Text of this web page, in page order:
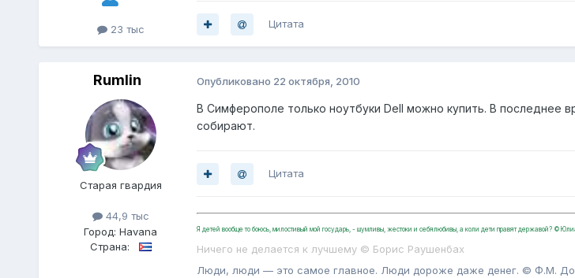
23 тыс Цитата
Rumlin
Старая гвардия
44,9 тыс
Город:Havana
Страна:
Опубликовано 22 октября, 2010
В Симферополе только ноутбуки Dell можно купить. В последнее
собирают.
Цитата
Я детей вообще то боюсь, милостивый мой государь, - шумливы, жестоки и себялюбивы, а коли дети правят державой?
Ничего не делается к лучшему © Борис Раушенбах
Люди, люди — это самое главное. Люди дороже даже денег. © Ф.М.